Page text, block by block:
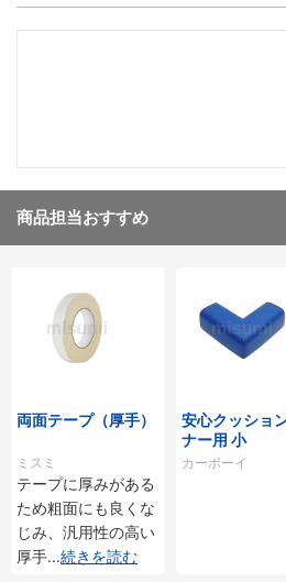
商品担当おすすめ
両面テープ（厚手）
ミスミ
テープに厚みがある
ため粗面にも良くな
じみ、汎用性の高い
厚手...続きを読む
安心クッショ
ナー用 小
カーボーイ